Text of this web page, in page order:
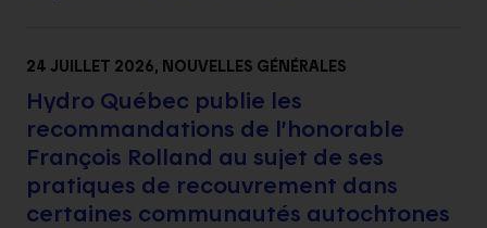
24 JUILLET 2026, NOUVELLES GÉNÉRALES
Hydro Québec publie les
recommandations de l’honorable
François Rolland au sujet de ses
pratiques de recouvrement dans
certaines communautés autochtones